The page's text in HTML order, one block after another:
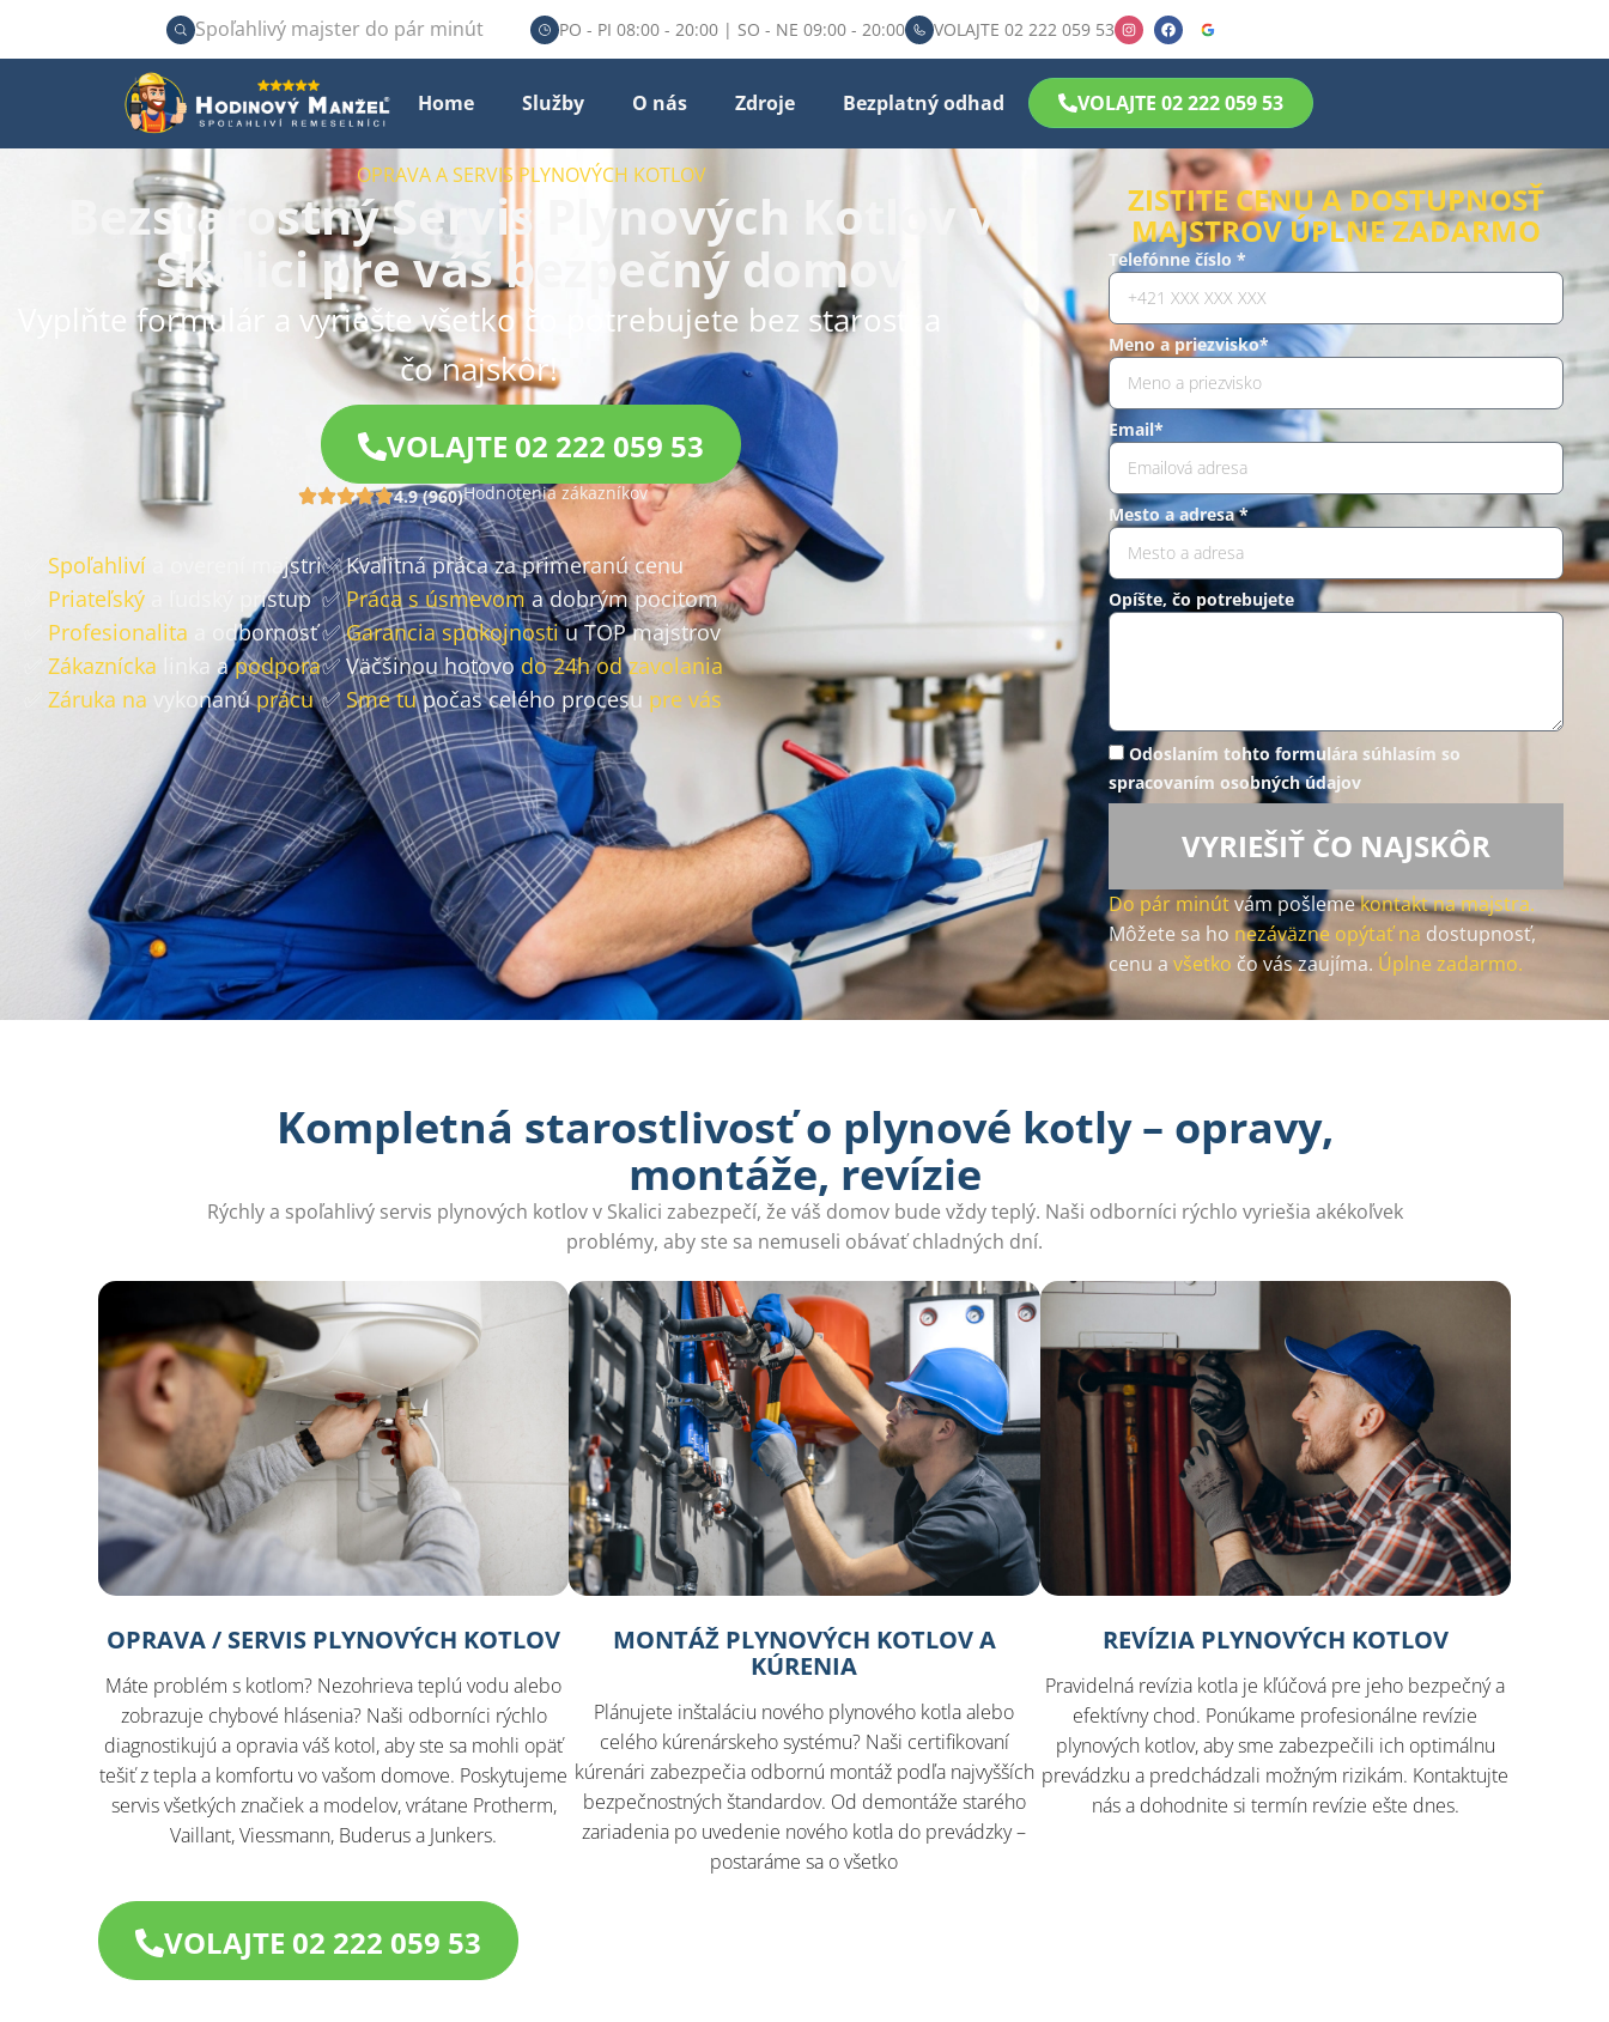
Spoľahlivý majster do pár minút PO - PI 08:00 - 20:00 | SO - NE 09:00 - 20:00 VOLAJTE 02 222 059 53
Home Služby O nás Zdroje Bezplatný odhad VOLAJTE 02 222 059 53
OPRAVA A SERVIS PLYNOVÝCH KOTLOV
Bezstarostný Servis Plynových Kotlov v
Skalici pre váš bezpečný domov
Vyplňte formulár a vyriešte všetko čo potrebujete bez starostí a
čo najskôr!
VOLAJTE 02 222 059 53
4.9 (960)Hodnotenia zákazníkov
Spoľahliví a overení majstri
Priateľský a ľudský prístup
Profesionalita a odbornosť
Zákaznícka linka apodpora
Záruka na vykonanúprácu
✅ Kvalitná práca za primeranú cenu
✅Práca s úsmevoma dobrým pocitom
✅Garancia spokojnostiu TOP majstrov
✅ Väčšinou hotovodo 24h od zavolania
✅ Sme tupočas celého procesu pre vás
ZISTITE CENU A DOSTUPNOSŤ
MAJSTROV ÚPLNE ZADARMO
Telefónne číslo *
Meno a priezvisko*
Email*
Mesto a adresa *
Opíšte, čo potrebujete
Odoslaním tohto formulára súhlasím so
spracovaním osobných údajov
VYRIEŠIŤ ČO NAJSKÔR
Do pár minútvám pošlemekontakt na majstra.
Môžete sa ho nezáväzne opýtať na dostupnosť,
cenu a všetko čo vás zaujíma. Úplne zadarmo.
Kompletná starostlivosť o plynové kotly – opravy,
montáže, revízie
Rýchly a spoľahlivý servis plynových kotlov v Skalici zabezpečí, že váš domov bude vždy teplý. Naši odborníci rýchlo vyriešia akékoľvek
problémy, aby ste sa nemuseli obávať chladných dní.
OPRAVA / SERVIS PLYNOVÝCH KOTLOV
Máte problém s kotlom? Nezohrieva teplú vodu alebo
zobrazuje chybové hlásenia? Naši odborníci rýchlo
diagnostikujú a opravia váš kotol, aby ste sa mohli opäť
tešiť z tepla a komfortu vo vašom domove. Poskytujeme
servis všetkých značiek a modelov, vrátane Protherm,
Vaillant, Viessmann, Buderus a Junkers.​
MONTÁŽ PLYNOVÝCH KOTLOV A
KÚRENIA
Plánujete inštaláciu nového plynového kotla alebo
celého kúrenárskeho systému? Naši certifikovaní
kúrenári zabezpečia odbornú montáž podľa najvyšších
bezpečnostných štandardov. Od demontáže starého
zariadenia po uvedenie nového kotla do prevádzky –
postaráme sa o všetko
REVÍZIA PLYNOVÝCH KOTLOV
Pravidelná revízia kotla je kľúčová pre jeho bezpečný a
efektívny chod. Ponúkame profesionálne revízie
plynových kotlov, aby sme zabezpečili ich optimálnu
prevádzku a predchádzali možným rizikám. Kontaktujte
nás a dohodnite si termín revízie ešte dnes.
VOLAJTE 02 222 059 53